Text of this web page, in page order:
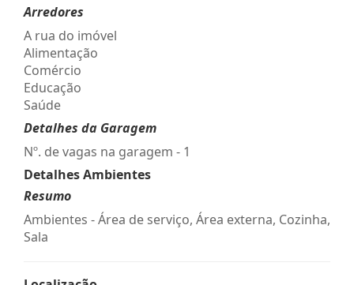
Arredores
A rua do imóvel
Alimentação
Comércio
Educação
Saúde
Detalhes da Garagem
Nº. de vagas na garagem - 1
Detalhes Ambientes
Resumo
Ambientes - Área de serviço, Área externa, Cozinha,
Sala